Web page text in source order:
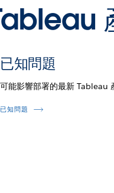
已知問題
可能影響部署的最新 Tableau
已知問題